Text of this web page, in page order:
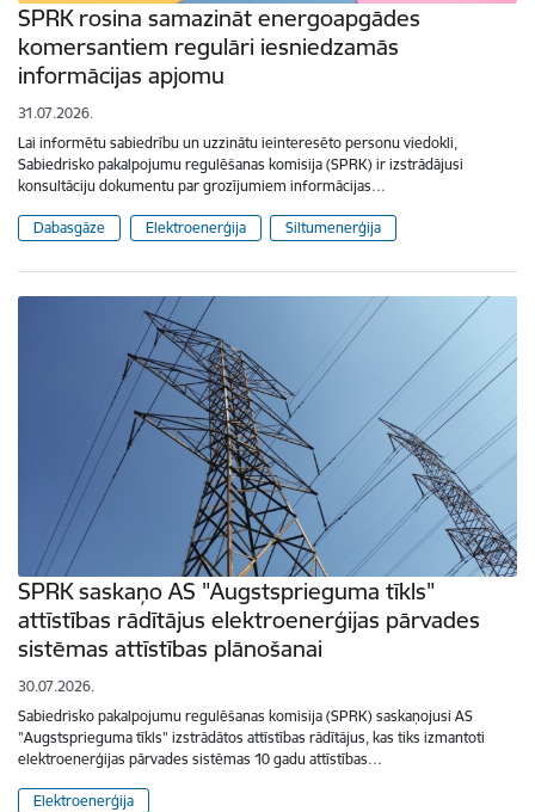
SPRK rosina samazināt energoapgādes
komersantiem regulāri iesniedzamās
informācijas apjomu
31.07.2026.
Lai informētu sabiedrību un uzzinātu ieinteresēto personu viedokli,
Sabiedrisko pakalpojumu regulēšanas komisija (SPRK) ir izstrādājusi
konsultāciju dokumentu par grozījumiem informācijas…
Dabasgāze Elektroenerģija Siltumenerģija
SPRK saskaņo AS "Augstsprieguma tīkls"
attīstības rādītājus elektroenerģijas pārvades
sistēmas attīstības plānošanai
30.07.2026.
Sabiedrisko pakalpojumu regulēšanas komisija (SPRK) saskaņojusi AS
"Augstsprieguma tīkls" izstrādātos attīstības rādītājus, kas tiks izmantoti
elektroenerģijas pārvades sistēmas 10 gadu attīstības…
Elektroenerģija